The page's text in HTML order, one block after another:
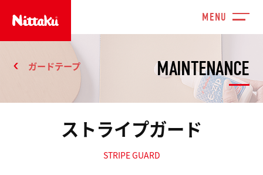
MAINTENANCE
ガードテープ
ストライプガード
STRIPE GUARD